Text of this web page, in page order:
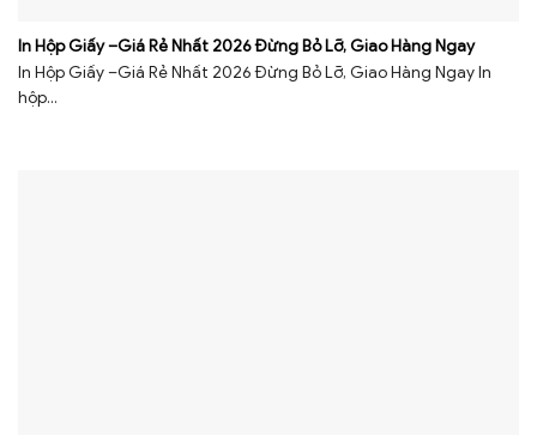
In Hộp Giấy –Giá Rẻ Nhất 2026 Đừng Bỏ Lỡ, Giao Hàng Ngay
In Hộp Giấy –Giá Rẻ Nhất 2026 Đừng Bỏ Lỡ, Giao Hàng Ngay In
hộp...